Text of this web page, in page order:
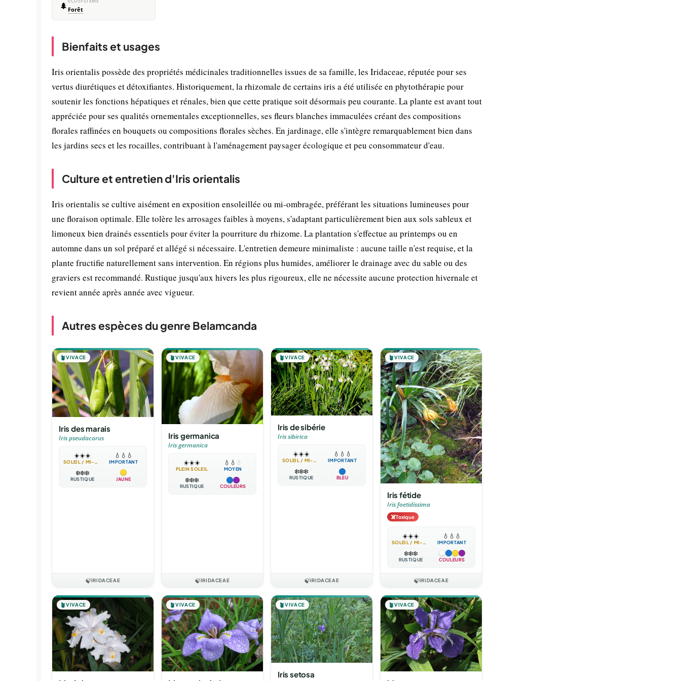
🌲 Forêt
Bienfaits et usages
Iris orientalis possède des propriétés médicinales traditionnelles issues de sa famille, les Iridaceae, réputée pour ses
vertus diurétiques et détoxifiantes. Historiquement, la rhizomale de certains iris a été utilisée en phytothérapie pour
soutenir les fonctions hépatiques et rénales, bien que cette pratique soit désormais peu courante. La plante est avant tout
appréciée pour ses qualités ornementales exceptionnelles, ses fleurs blanches immaculées créant des compositions
florales raffinées en bouquets ou compositions florales sèches. En jardinage, elle s'intègre remarquablement bien dans
les jardins secs et les rocailles, contribuant à l'aménagement paysager écologique et peu consommateur d'eau.
Culture et entretien d'Iris orientalis
Iris orientalis se cultive aisément en exposition ensoleillée ou mi-ombragée, préférant les situations lumineuses pour
une floraison optimale. Elle tolère les arrosages faibles à moyens, s'adaptant particulièrement bien aux sols sableux et
limoneux bien drainés essentiels pour éviter la pourriture du rhizome. La plantation s'effectue au printemps ou en
automne dans un sol préparé et allégé si nécessaire. L'entretien demeure minimaliste : aucune taille n'est requise, et la
plante fructifie naturellement sans intervention. En régions plus humides, améliorer le drainage avec du sable ou des
graviers est recommandé. Rustique jusqu'aux hivers les plus rigoureux, elle ne nécessite aucune protection hivernale et
revient année après année avec vigueur.
Autres espèces du genre Belamcanda
🪴VIVACE
Iris des marais
Iris pseudacorus
☀️☀️☀️
SOLEIL / MI-OMBRE
💧 💧 💧
IMPORTANT
❄️❄️❄️
RUSTIQUE JAUNE
🍃IRIDACEAE
🪴VIVACE
Iris germanica
Iris germanica
☀️☀️☀️
PLEIN SOLEIL
💧 💧 💧
MOYEN
❄️❄️❄️
RUSTIQUE COULEURS
🍃IRIDACEAE
🪴VIVACE
Iris de sibérie
Iris sibirica
☀️☀️☀️
SOLEIL / MI-OMBRE
💧 💧 💧
IMPORTANT
❄️❄️❄️
RUSTIQUE BLEU
🍃IRIDACEAE
🪴VIVACE
Iris fétide
Iris foetidissima
☠️Toxique
☀️☀️☀️
SOLEIL / MI-OMBRE
💧 💧 💧
IMPORTANT
❄️❄️❄️
RUSTIQUE COULEURS
🍃IRIDACEAE
🪴VIVACE 🪴VIVACE 🪴VIVACE
Iris setosa
🪴VIVACE